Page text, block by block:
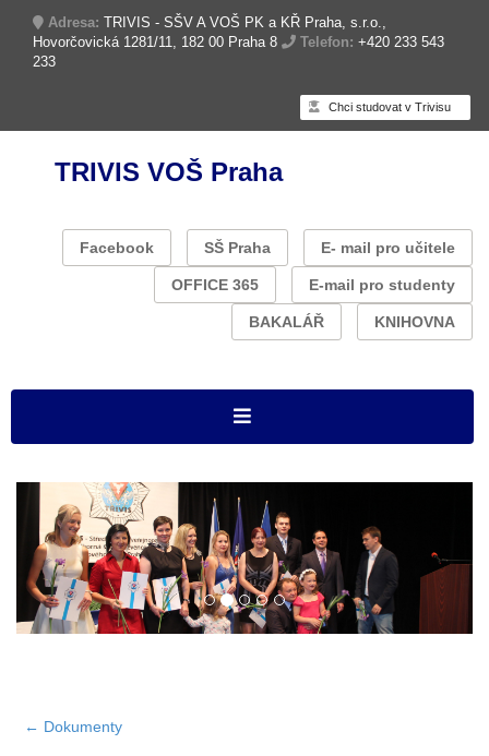
Adresa: TRIVIS - SŠV A VOŠ PK a KŘ Praha, s.r.o.,
Hovorčovická 1281/11, 182 00 Praha 8
Telefon: +420 233 543
233
Chci studovat v Trivisu
TRIVIS VOŠ Praha
Facebook SŠ Praha E- mail pro učitele
OFFICE 365 E-mail pro studenty
BAKALÁŘ KNIHOVNA
← Dokumenty